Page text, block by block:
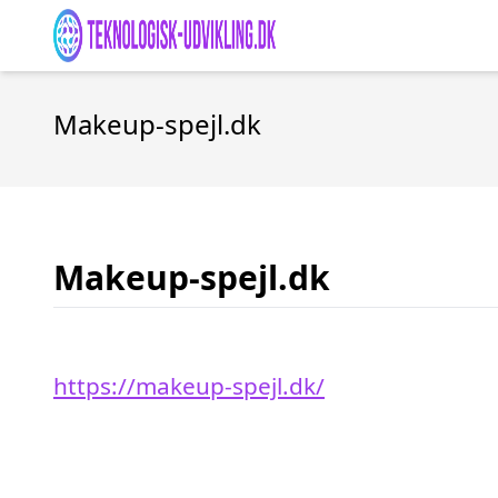
Makeup-spejl.dk
Makeup-spejl.dk
https://makeup-spejl.dk/